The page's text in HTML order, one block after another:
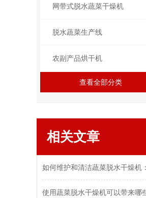
网带式脱水蔬菜干燥机
脱水蔬菜生产线
农副产品烘干机
查看全部分类
相关文章